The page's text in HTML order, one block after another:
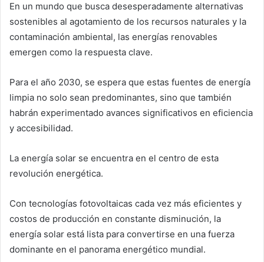
En un mundo que busca desesperadamente alternativas
sostenibles al agotamiento de los recursos naturales y la
contaminación ambiental, las energías renovables
emergen como la respuesta clave.
Para el año 2030, se espera que estas fuentes de energía
limpia no solo sean predominantes, sino que también
habrán experimentado avances significativos en eficiencia
y accesibilidad.
La energía solar se encuentra en el centro de esta
revolución energética.
Con tecnologías fotovoltaicas cada vez más eficientes y
costos de producción en constante disminución, la
energía solar está lista para convertirse en una fuerza
dominante en el panorama energético mundial.